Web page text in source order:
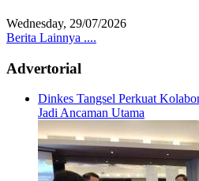
Wednesday, 29/07/2026
Berita Lainnya ....
Advertorial
Dinkes Tangsel Perkuat
Jadi Ancaman Utama